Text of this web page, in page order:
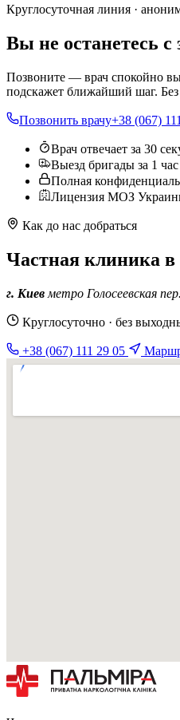
Круглосуточная линия ·
Вы не останетесь с
Позвоните — врач спокойно
подскажет ближайший шаг.
Позвонить врачу+38 (067)
Врач отвечает за 30
Выезд бригады за 1 час
Полная
Лицензия МОЗ
Как до нас добраться
Частная клиника в
г. Киев метро Голосеевская
Круглосуточно · без
+38 (067) 111 29 05